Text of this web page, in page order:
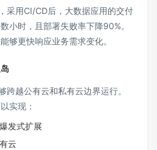
采用CI/CD后，大数据应用的交付
小时，且部署失败率下降90%。
够更快响应业务需求变化。
越公有云和私有云边界运行。
实现：
发式扩展
云